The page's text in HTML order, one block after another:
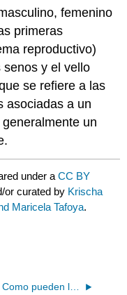
femenino
primeras
reproductivo)
senos y el vello
se refiere a las
asociadas a un
un
under aCC BY
or curated by Krischa
Maricela Tafoya.